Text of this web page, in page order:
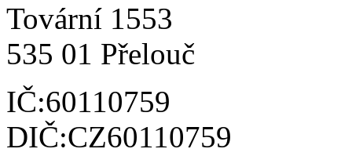
Tovární 1553
535 01 Přelouč
IČ:60110759
DIČ:CZ60110759